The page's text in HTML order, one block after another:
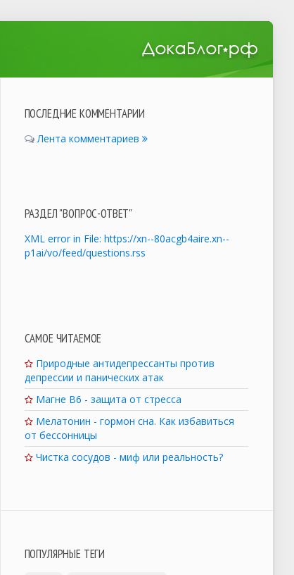
ПОСЛЕДНИЕ КОММЕНТАРИИ
Лента комментариев
РАЗДЕЛ "ВОПРОС-ОТВЕТ"
XML error in File: https://xn--80acgb4aire.xn--
p1ai/vo/feed/questions.rss
САМОЕ ЧИТАЕМОЕ
Природные антидепрессанты против
депрессии и панических атак
Магне B6 - защита от стресса
Мелатонин - гормон сна. Как избавиться
от бессонницы
Чистка сосудов - миф или реальность?
ПОПУЛЯРНЫЕ ТЕГИ